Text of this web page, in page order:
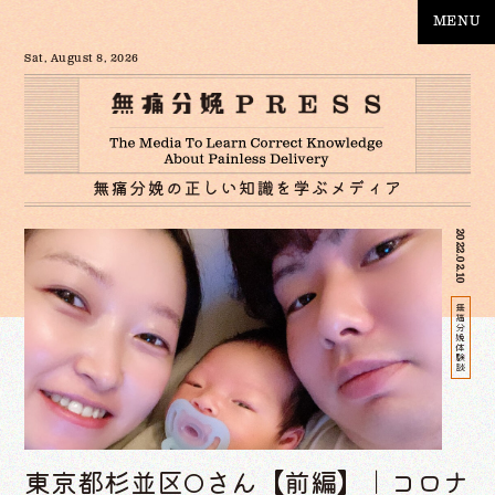
MENU
Sat, August 8, 2026
2022.02.10
無痛分娩体験談
東京都杉並区Oさん【前編】｜コロナ